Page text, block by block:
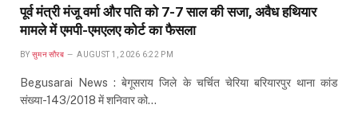
पूर्व मंत्री मंजू वर्मा और पति को 7-7 साल की सजा, अवैध हथियार
मामले में एमपी-एमएलए कोर्ट का फैसला
BY सुमन सौरब AUGUST 1, 2026 6:22 PM
Begusarai News : बेगूसराय जिले के चर्चित चेरिया बरियारपुर थाना कांड
संख्या-143/2018 में शनिवार को…